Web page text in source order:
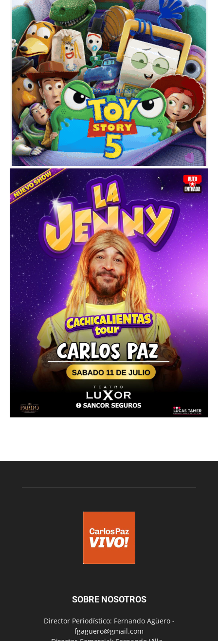
SOBRE NOSOTROS
Director Periodístico: Fernando Agüero -
fgaguero@gmail.com